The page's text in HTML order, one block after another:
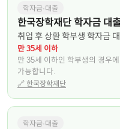
학자금·대출
한국장학재단 학자금 대
취업 후 상환 학부생 학자금
만 35세 이하
만 35세 이하인 학부생의 경우
가능합니다.
🔗한국장학재단
학자금·대출